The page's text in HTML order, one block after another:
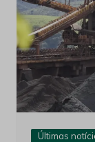
Últimas